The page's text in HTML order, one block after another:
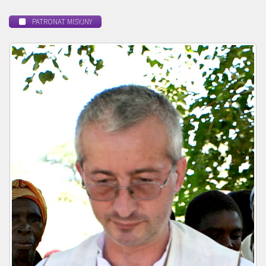
PATRONAT MISYJNY